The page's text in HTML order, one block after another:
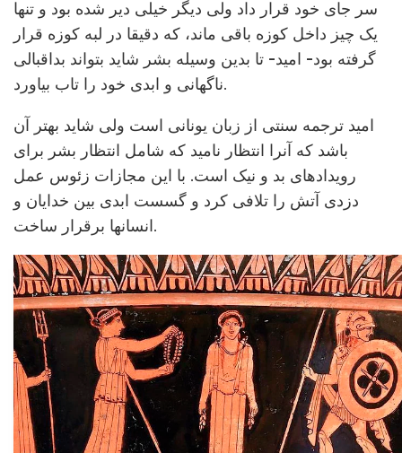
سر جای خود قرار داد ولی دیگر خیلی دیر شده بود و تنها
یک چیز داخل کوزه باقی ماند، که دقیقا در لبه کوزه قرار
گرفته بود- امید- تا بدین وسیله بشر شاید بتواند بداقبالی
ناگهانی و ابدی خود را تاب بیاورد.
امید ترجمه سنتی از زبان یونانی است ولی شاید بهتر آن
باشد که آنرا انتظار نامید که شامل انتظار بشر برای
رویدادهای بد و نیک است. با این مجازات زئوس عمل
دزدی آتش را تلافی کرد و گسست ابدی بین خدایان و
انسانها برقرار ساخت.